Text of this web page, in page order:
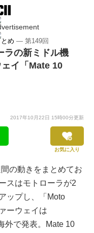
め ― 第149回
ラの新ミドル機
ェイ「Mate 10
2017年10月22日 15時00分更新
お気に入り
の動きをまとめてお
スはモトローラが2
ップし、「Moto
ーウェイは
外で発表。Mate 10